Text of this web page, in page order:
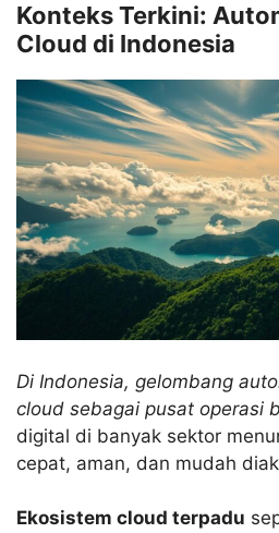
Konteks Terkini:
Cloud di Indonesia
Di Indonesia, gelombang
cloud sebagai pusat operasi
digital di banyak sektor
cepat, aman, dan mudah
Ekosistem cloud terpadu